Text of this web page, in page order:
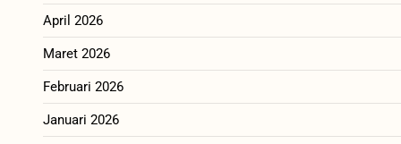
April 2026
Maret 2026
Februari 2026
Januari 2026